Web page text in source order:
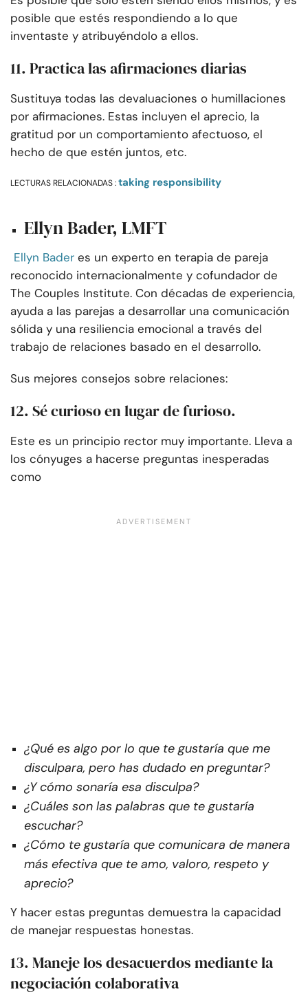
posible que estés respondiendo a lo que
inventaste y atribuyéndolo a ellos.
11. Practica las afirmaciones diarias
Sustituya todas las devaluaciones o humillaciones
por afirmaciones. Estas incluyen el aprecio, la
gratitud por un comportamiento afectuoso, el
hecho de que estén juntos, etc.
LECTURAS RELACIONADAS :taking responsibility
Ellyn Bader, LMFT
Ellyn Bader es un experto en terapia de pareja
reconocido internacionalmente y cofundador de
The Couples Institute. Con décadas de experiencia,
ayuda a las parejas a desarrollar una comunicación
sólida y una resiliencia emocional a través del
trabajo de relaciones basado en el desarrollo.
Sus mejores consejos sobre relaciones:
12. Sé curioso en lugar de furioso.
Este es un principio rector muy importante. Lleva a
los cónyuges a hacerse preguntas inesperadas
como
¿Qué es algo por lo que te gustaría que me
disculpara, pero has dudado en preguntar?
¿Y cómo sonaría esa disculpa?
¿Cuáles son las palabras que te gustaría
escuchar?
¿Cómo te gustaría que comunicara de manera
más efectiva que te amo, valoro, respeto y
aprecio?
Y hacer estas preguntas demuestra la capacidad
de manejar respuestas honestas.
13. Maneje los desacuerdos mediante la
negociación colaborativa